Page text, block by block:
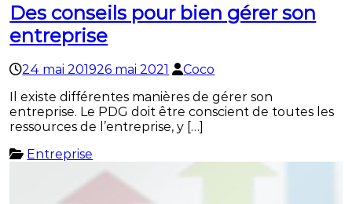
Des conseils pour bien gérer son
entreprise
24 mai 201926 mai 2021
Coco
Il existe différentes manières de gérer son
entreprise. Le PDG doit être conscient de toutes les
ressources de l’entreprise, y […]
Entreprise